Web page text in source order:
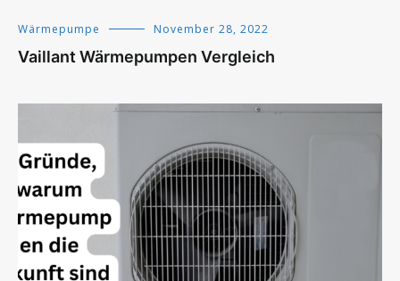
Wärmepumpe November 28, 2022
Vaillant Wärmepumpen Vergleich